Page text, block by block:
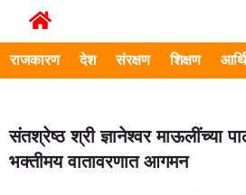
राजकारण देश संरक्षण शिक्षण
संतश्रेष्ठ श्री ज्ञानेश्वर माऊलींच्या
भक्तीमय वातावरणात आगमन